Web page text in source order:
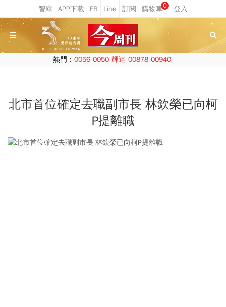
0
熱門： 0056 0050 輝達 00878 00940
北市首位確定去職副市長 林欽榮已向柯
P提離職